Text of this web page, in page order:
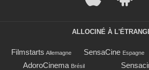
ALLOCINÉ À
Filmstarts Allemagne SensaCine Espagne
AdoroCinema Brésil